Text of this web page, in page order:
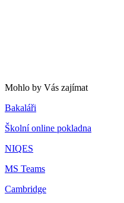
Mohlo by Vás zajímat
Bakaláři
Školní online pokladna
NIQES
MS Teams
Cambridge